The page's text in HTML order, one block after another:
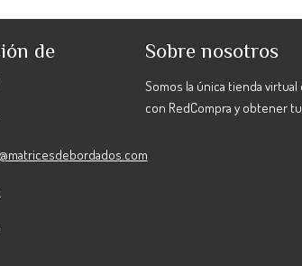
de
Sobre nosotros
Somos la única tienda
con RedCompra y obtener